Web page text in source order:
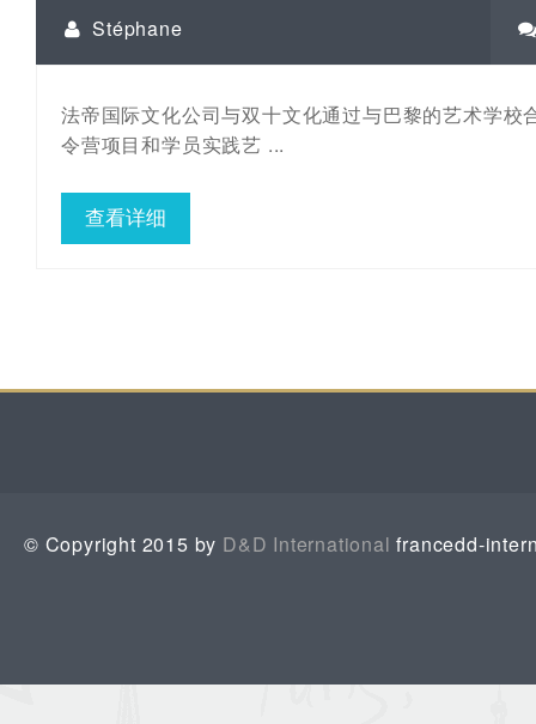
Stéphane
法帝国际文化公司与双十文化通过与巴黎的艺术学
令营项目和学员实践艺 ...
查看详细
© Copyright 2015 by D&D International francedd-